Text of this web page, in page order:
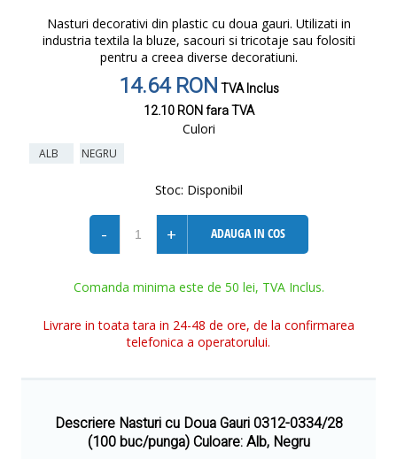
Nasturi decorativi din plastic cu doua gauri. Utilizati in
industria textila la bluze, sacouri si tricotaje sau folositi
pentru a creea diverse decoratiuni.
14.64 RONTVA Inclus
12.10 RONfara TVA
Culori
ALB NEGRU
Stoc: Disponibil
- + ADAUGA IN COS
Comanda minima este de 50 lei, TVA Inclus.
Livrare in toata tara in 24-48 de ore, de la confirmarea
telefonica a operatorului.
Descriere Nasturi cu Doua Gauri 0312-0334/28
(100 buc/punga) Culoare: Alb, Negru